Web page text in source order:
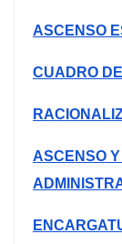
ASCENSO
CUADRO
ASCENSO